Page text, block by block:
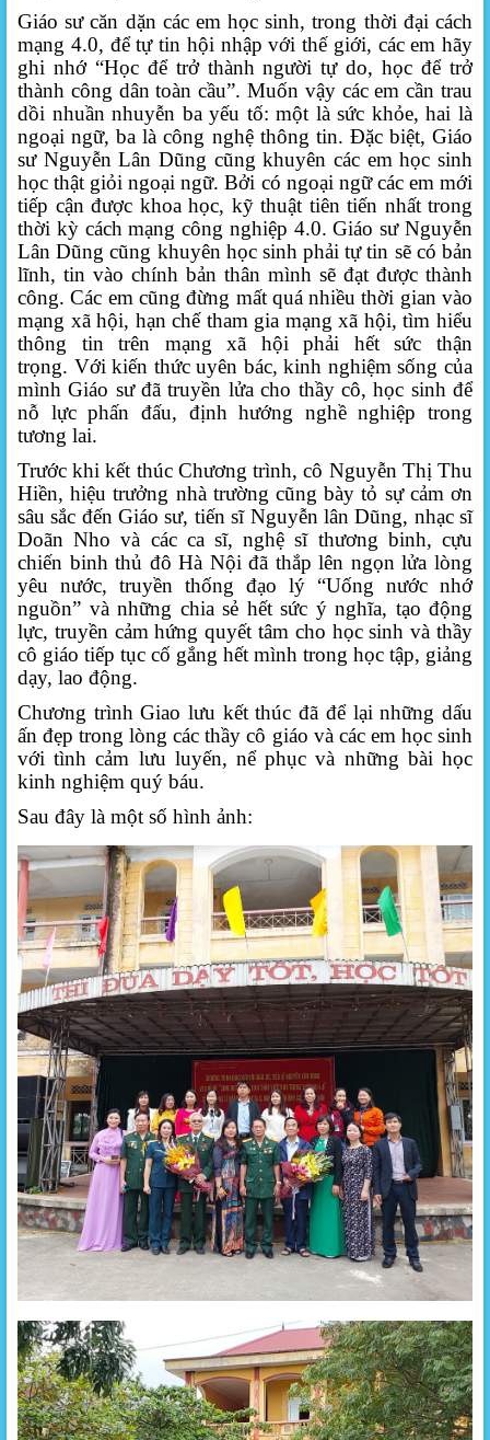
Giáo sư căn dặn các em học sinh, trong thời đại cách
mạng 4.0, để tự tin hội nhập với thế giới, các em hãy
ghi nhớ “Học để trở thành người tự do, học để trở
thành công dân toàn cầu”. Muốn vậy các em cần trau
dồi nhuần nhuyễn ba yếu tố: một là sức khỏe, hai là
ngoại ngữ, ba là công nghệ thông tin. Đặc biệt, Giáo
sư Nguyễn Lân Dũng cũng khuyên các em học sinh
học thật giỏi ngoại ngữ. Bởi có ngoại ngữ các em mới
tiếp cận được khoa học, kỹ thuật tiên tiến nhất trong
thời kỳ cách mạng công nghiệp 4.0. Giáo sư Nguyễn
Lân Dũng cũng khuyên học sinh phải tự tin sẽ có bản
lĩnh, tin vào chính bản thân mình sẽ đạt được thành
công. Các em cũng đừng mất quá nhiều thời gian vào
mạng xã hội, hạn chế tham gia mạng xã hội, tìm hiểu
thông tin trên mạng xã hội phải hết sức thận
trọng. Với kiến thức uyên bác, kinh nghiệm sống của
mình Giáo sư đã truyền lửa cho thầy cô, học sinh để
nỗ lực phấn đấu, định hướng nghề nghiệp trong
tương lai.
Trước khi kết thúc Chương trình, cô Nguyễn Thị Thu
Hiền, hiệu trưởng nhà trường cũng bày tỏ sự cảm ơn
sâu sắc đếnGiáo sư, tiến sĩ Nguyễn lân Dũng, nhạc sĩ
Doãn Nho và các ca sĩ, nghệ sĩ thương binh, cựu
chiến binh thủ đô Hà Nội đã thắp lên ngọn lửa lòng
yêu nước, truyền thống đạo lý “Uống nước nhớ
nguồn” và những chia sẻ hết sức ý nghĩa, tạo động
lực, truyền cảm hứng quyết tâm cho học sinh và thầy
cô giáo tiếp tục cố gắng hết mình trong học tập, giảng
dạy, lao động.
Chương trình Giao lưu kết thúc đã để lại những dấu
ấn đẹp trong lòng các thầy cô giáo và các em học sinh
với tình cảm lưu luyến, nể phục và những bài học
kinh nghiệm quý báu.
Sau đây là một số hình ảnh: